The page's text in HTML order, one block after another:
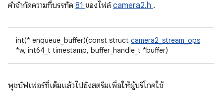
คําจํากัดความที่บรรทัด 81 ของไฟล์camera2.h .
int(* enqueue_buffer)(const struct camera2_stream_ops
*w, int64_t timestamp, buffer_handle_t *buffer)
พุชบัฟเฟอร์ที่เต็มแล้วไปยังสตรีมเพื่อให้ผู้บริโภคใช้